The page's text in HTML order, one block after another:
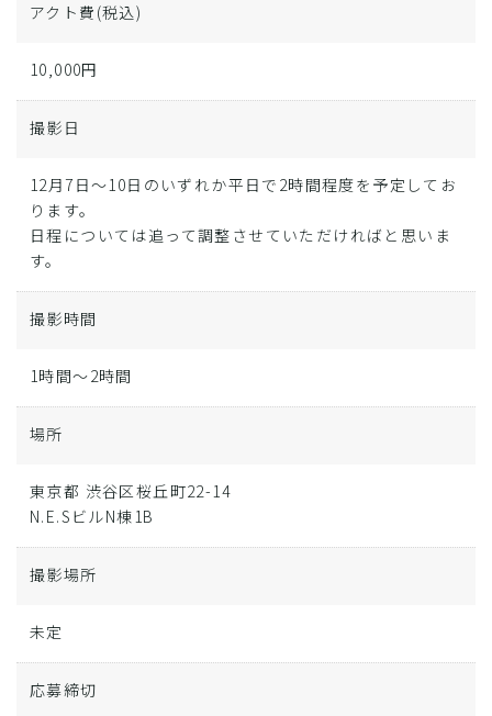
アクト費 (税込)
10,000円
撮影日
12月7日～10日のいずれか平日で2時間程度を予定してお
ります。
日程については追って調整させていただければと思いま
す。
撮影時間
1時間～2時間
場所
東京都 渋谷区桜丘町22-14
N.E.SビルN棟1B
撮影場所
未定
応募締切